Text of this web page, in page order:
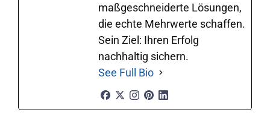
maßgeschneiderte Lösungen,
die echte Mehrwerte schaffen.
Sein Ziel: Ihren Erfolg
nachhaltig sichern.
See Full Bio